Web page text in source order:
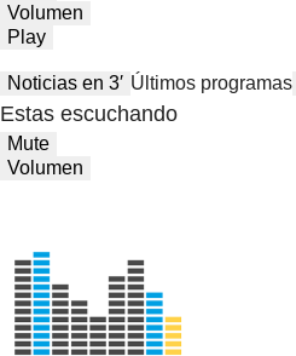
Volumen
Play
Noticias en 3′ Últimos programas
Estas escuchando
Mute
Volumen